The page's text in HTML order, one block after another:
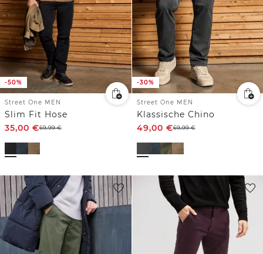
-50%
Street One MEN
Slim Fit Hose
35,00 €69,99€
-30%
Street One MEN
Klassische Chino
49,00 €69,99€